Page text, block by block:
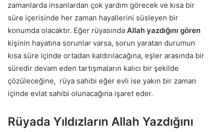
zamanlarda insanlardan çok yardım görecek ve kısa bir
süre içerisinde her zaman hayallerini süsleyen bir
konumda olacaktır. Eğer rüyasında Allah yazdığını gören
kişinin hayatına sorunlar varsa, sorun yaratan durumun
kısa süre içinde ortadan kaldırılacağına, eşler arasında bir
süredir devam eden tartışmaların kalıcı bir şekilde
çözüleceğine, rüya sahibi eğer evli ise yakın bir zaman
içinde evlat sahibi olunacağına işaret eder.
Rüyada Yıldızların Allah Yazdığını